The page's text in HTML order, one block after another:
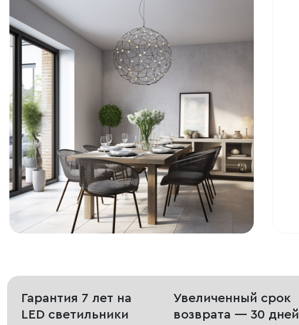
Гарантия 7 лет на
LED светильники
Увеличенный срок
возврата — 30 дней